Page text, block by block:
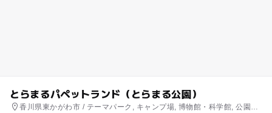
とらまるパペットランド（とらまる公園）
香川県東かがわ市 / テーマパーク, キャンプ場, 博物館・科学館, 公園・